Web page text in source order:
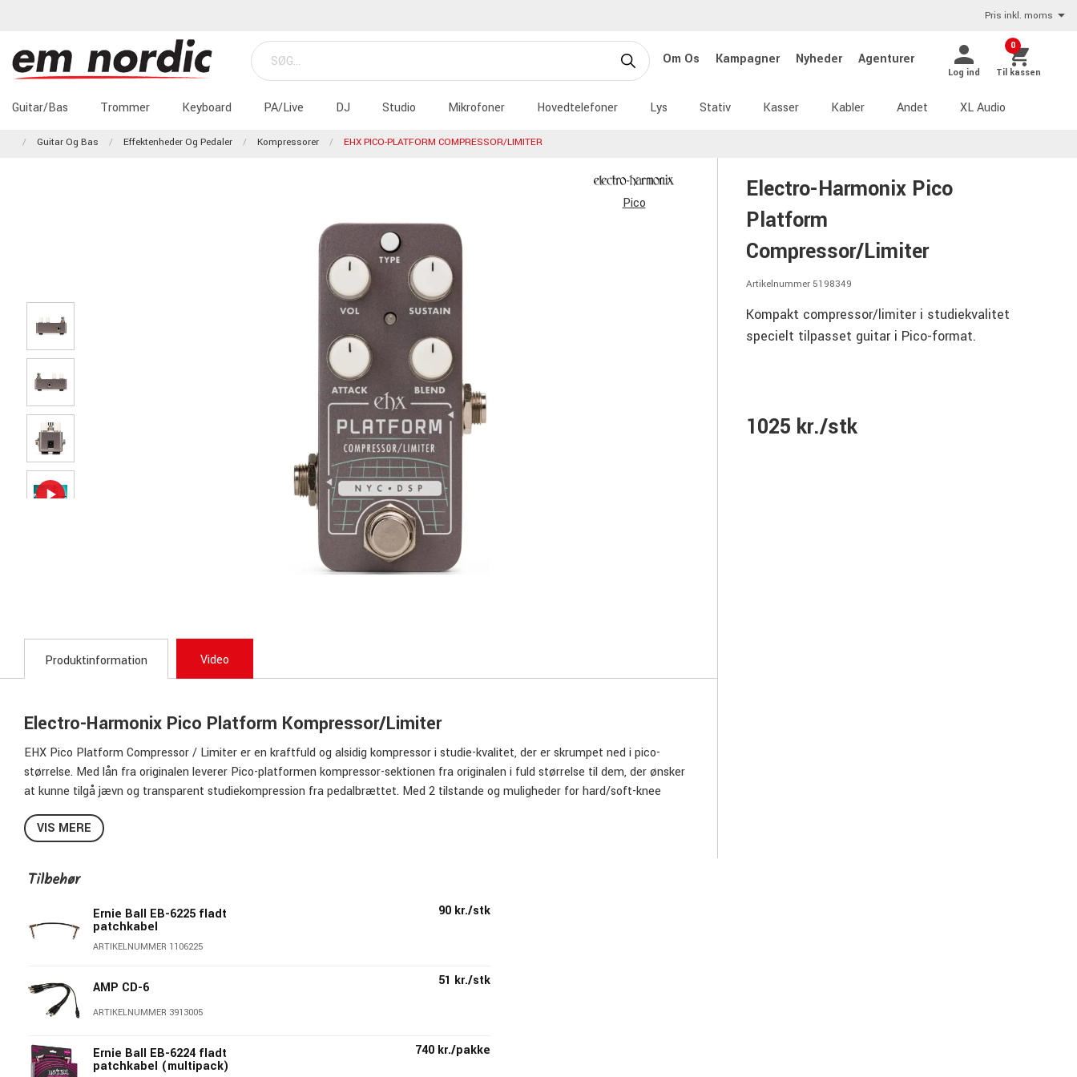
Pris inkl. moms
Om Os Kampagner Nyheder Agenturer
Log ind
0
Til kassen
Guitar/Bas Trommer Keyboard PA/Live DJ Studio Mikrofoner Hovedtelefoner Lys Stativ Kasser Kabler Andet XL Audio
Guitar Og Bas Effektenheder Og Pedaler Kompressorer EHX PICO-PLATFORM COMPRESSOR/LIMITER
Pico
Electro-Harmonix Pico
Platform
Compressor/Limiter
Artikelnummer 5198349
Kompakt compressor/limiter i studiekvalitet
specielt tilpasset guitar i Pico-format.
1025 kr./stk
Produktinformation Video
Electro-Harmonix Pico Platform Kompressor/Limiter
EHX Pico Platform Compressor / Limiter er en kraftfuld og alsidig kompressor i studie-kvalitet, der er skrumpet ned i pico-
størrelse. Med lån fra originalen leverer Pico-platformen kompressor-sektionen fra ​​originalen i fuld størrelse til dem, der ønsker
at kunne tilgå jævn og transparent studiekompression fra pedalbrættet. Med 2 tilstande og muligheder for hard/soft-knee
kompression, er den det perfekte udgangspunkt for at forme din dynamik med professionel præcision.
Brug Pico Platform kompressor / limiter på ethvert instrument til præcis og transparent kontrol af dit signals lydstyrke, og/eller
platformen er ekstremt transparent uden farvning, hvilket gør den meget alsidig og nem at integrere i dit eksisterende setup.
VIS MERE
Tilbehør
Ernie Ball EB-6225 fladt
patchkabel
ARTIKELNUMMER 1106225
90 kr./stk
AMP CD-6
ARTIKELNUMMER 3913005
51 kr./stk
Ernie Ball EB-6224 fladt
patchkabel (multipack)
740 kr./pakke